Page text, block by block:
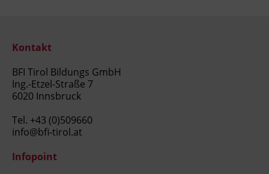
Kontakt
BFI Tirol Bildungs GmbH
Ing.-Etzel-Straße 7
6020 Innsbruck
Tel. +43 (0)509660
info@bfi-tirol.at
Infopoint